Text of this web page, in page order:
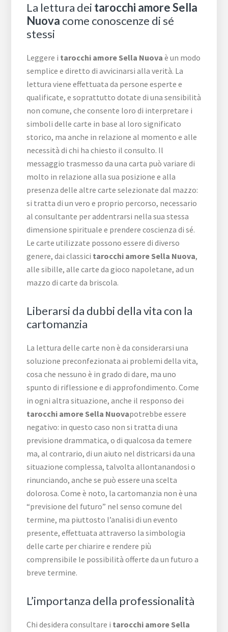
La lettura dei tarocchi amore Sella
Nuova come conoscenze di sé
stessi
Leggere i tarocchi amore Sella Nuova è un modo
semplice e diretto di avvicinarsi alla verità. La
lettura viene effettuata da persone esperte e
qualificate, e soprattutto dotate di una sensibilità
non comune, che consente loro di interpretare i
simboli delle carte in base al loro significato
storico, ma anche in relazione al momento e alle
necessità di chi ha chiesto il consulto. Il
messaggio trasmesso da una carta può variare di
molto in relazione alla sua posizione e alla
presenza delle altre carte selezionate dal mazzo:
si tratta di un vero e proprio percorso, necessario
al consultante per addentrarsi nella sua stessa
dimensione spirituale e prendere coscienza di sé.
Le carte utilizzate possono essere di diverso
genere, dai classici tarocchi amore Sella Nuova,
alle sibille, alle carte da gioco napoletane, ad un
mazzo di carte da briscola.
Liberarsi da dubbi della vita con la
cartomanzia
La lettura delle carte non è da considerarsi una
soluzione preconfezionata ai problemi della vita,
cosa che nessuno è in grado di dare, ma uno
spunto di riflessione e di approfondimento. Come
in ogni altra situazione, anche il responso dei
tarocchi amore Sella Nuovapotrebbe essere
negativo: in questo caso non si tratta di una
previsione drammatica, o di qualcosa da temere
ma, al contrario, di un aiuto nel districarsi da una
situazione complessa, talvolta allontanandosi o
rinunciando, anche se può essere una scelta
dolorosa. Come è noto, la cartomanzia non è una
“previsione del futuro” nel senso comune del
termine, ma piuttosto l’analisi di un evento
presente, effettuata attraverso la simbologia
delle carte per chiarire e rendere più
comprensibile le possibilità offerte da un futuro a
breve termine.
L’importanza della professionalità
Chi desidera consultare i tarocchi amore Sella